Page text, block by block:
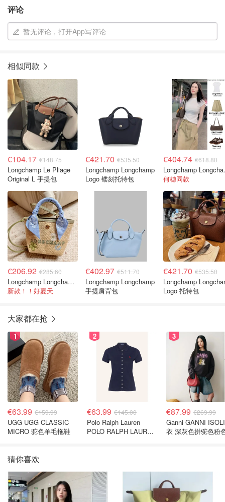
评论
暂无评论，打开App写评论
相似同款
€104.17 €148.75
Longchamp Le Pliage
Original L 手提包
€421.70 €535.50
Longchamp Longchamp
Logo 镂刻托特包
€404.74 €618.80
何穗同款
€206.92 €285.60
Longchamp Longchamp Mini 刺绣单肩包
新款！！好夏天
€402.97 €511.70
Longchamp Longchamp
手提肩背包
€421.70 €535.50
Longchamp
Logo 托特包
大家都在抢
1
€63.99 €159.99
UGG UGG CLASSIC
MICRO 驼色羊毛拖鞋
2
€63.99 €145.00
Polo Ralph Lauren
POLO RALPH LAUREN
3
€87.99 €269.99
Ganni GANNI
衣 深灰色拼驼色粉
猜你喜欢